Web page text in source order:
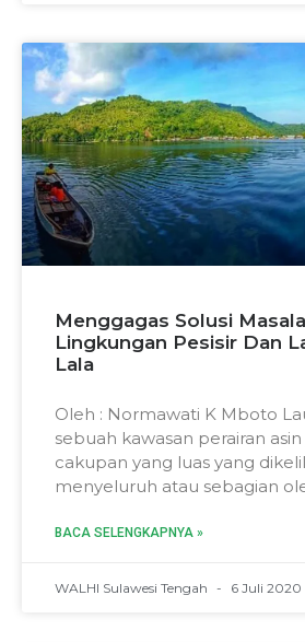
Menggagas Solusi
Lingkungan Pesisir Dan
Lala
Oleh : Normawati K Mboto
sebuah kawasan perairan
cakupan yang luas yang
menyeluruh atau sebagian
BACA SELENGKAPNYA »
WALHI Sulawesi Tengah 6 Juli 2020